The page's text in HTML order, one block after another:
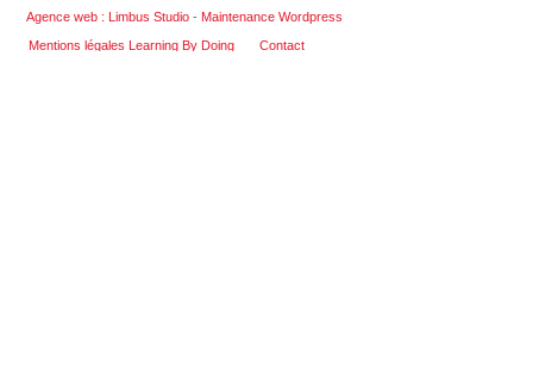
Agence web : Limbus Studio - Maintenance Wordpress
Mentions légales Learning By Doing
Contact